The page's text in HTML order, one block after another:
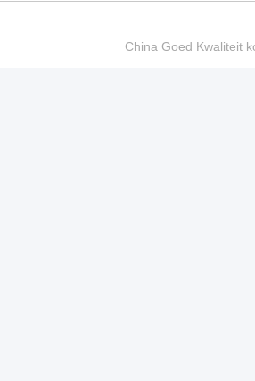
China Goed Kwaliteit